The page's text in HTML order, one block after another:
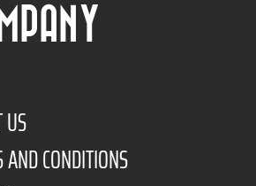
CONDITIONS